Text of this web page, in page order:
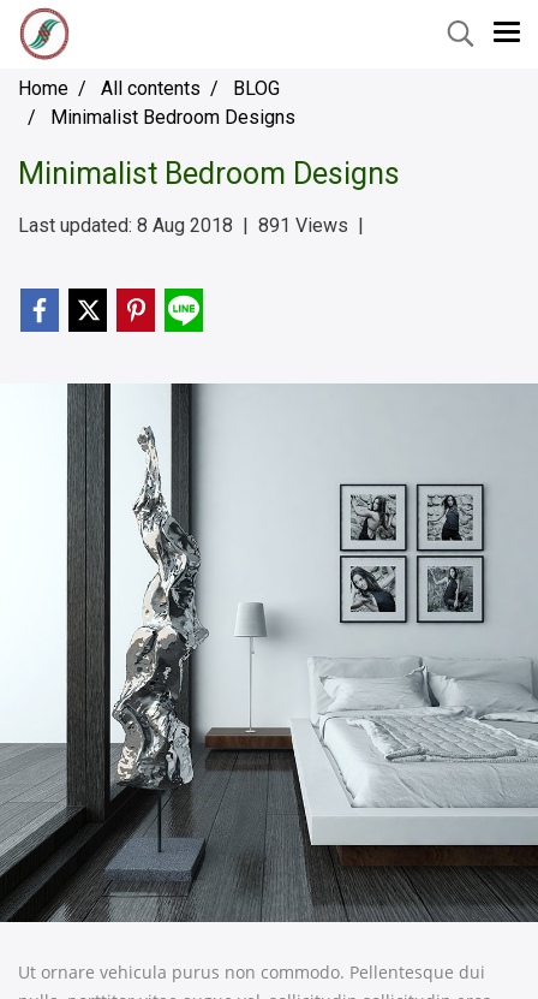
Home All contents
BLOG
Minimalist Bedroom Designs
Minimalist Bedroom Designs
Last updated: 8 Aug 2018 | 891 Views |
Ut ornare vehicula purus non commodo. Pellentesque dui